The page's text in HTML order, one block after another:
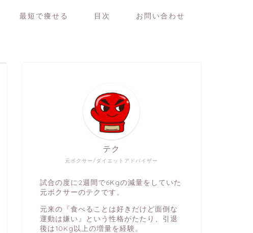
最短で痩せる 目次 お問い合わせ
元ボクサー/ダイエットアドバイザー
テク
試合の度に2週間で6Kgの減量をしていた
元ボクサーのテクです。
元来の『食べることは好きだけど面倒な
運動は嫌い』という性格がたたり、引退
後は10Kg以上の増量を経験。